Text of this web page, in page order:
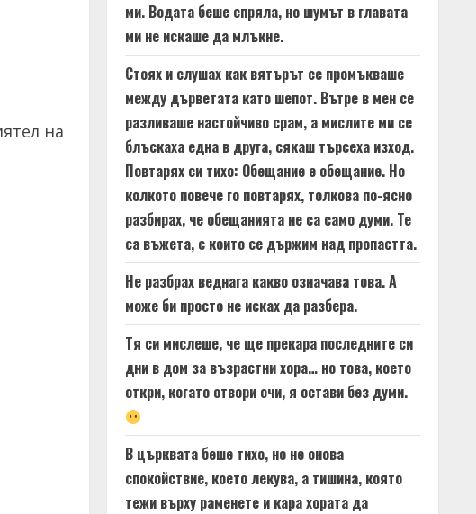
на
ми. Водата беше спряла, но шумът в главата
ми не искаше да млъкне.
Стоях и слушах как вятърът се промъкваше
между дърветата като шепот. Вътре в мен се
разливаше настойчиво срам, а мислите ми се
блъскаха една в друга, сякаш търсеха изход.
Повтарях си тихо: Обещание е обещание. Но
колкото повече го повтарях, толкова по-ясно
разбирах, че обещанията не са само думи. Те
са въжета, с които се държим над пропастта.
Не разбрах веднага какво означава това. А
може би просто не исках да разбера.
Тя си мислеше, че ще прекара последните си
дни в дом за възрастни хора… но това, което
откри, когато отвори очи, я остави без думи.
В църквата беше тихо, но не онова
спокойствие, което лекува, а тишина, която
тежи върху раменете и кара хората да